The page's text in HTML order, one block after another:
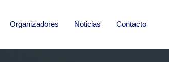
Organizadores Noticias Contacto